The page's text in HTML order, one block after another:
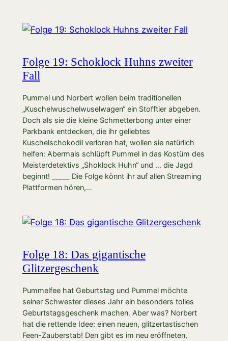
Folge 19: Schoklock Huhns zweiter
Fall
Pummel und Norbert wollen beim traditionellen
„Kuschelwuschelwuselwagen“ ein Stofftier abgeben.
Doch als sie die kleine Schmetterbong unter einer
Parkbank entdecken, die ihr geliebtes
Kuschelschokodil verloren hat, wollen sie natürlich
helfen: Abermals schlüpft Pummel in das Kostüm des
Meisterdetektivs „Shoklock Huhn“ und … die Jagd
beginnt! _____ Die Folge könnt ihr auf allen Streaming
Plattformen hören,…
Folge 18: Das gigantische
Glitzergeschenk
Pummelfee hat Geburtstag und Pummel möchte
seiner Schwester dieses Jahr ein besonders tolles
Geburtstagsgeschenk machen. Aber was? Norbert
hat die rettende Idee: einen neuen, glitzertastischen
Feen-Zauberstab! Den gibt es im neu eröffneten,